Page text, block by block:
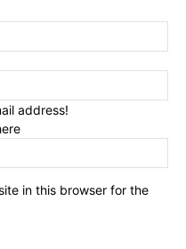
address!
in this browser for the